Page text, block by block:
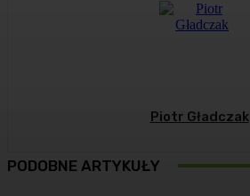
Piotr Gładczak
PODOBNE ARTYKUŁY